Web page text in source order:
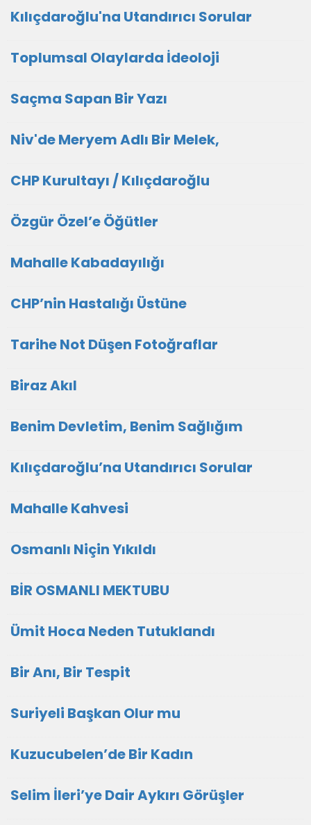
Kılıçdaroğlu'na Utandırıcı Sorular
Toplumsal Olaylarda İdeoloji
Saçma Sapan Bir Yazı
Niv'de Meryem Adlı Bir Melek,
CHP Kurultayı / Kılıçdaroğlu
Özgür Özel’e Öğütler
Mahalle Kabadayılığı
CHP’nin Hastalığı Üstüne
Tarihe Not Düşen Fotoğraflar
Biraz Akıl
Benim Devletim, Benim Sağlığım
Kılıçdaroğlu’na Utandırıcı Sorular
Mahalle Kahvesi
Osmanlı Niçin Yıkıldı
BİR OSMANLI MEKTUBU
Ümit Hoca Neden Tutuklandı
Bir Anı, Bir Tespit
Suriyeli Başkan Olur mu
Kuzucubelen’de Bir Kadın
Selim İleri’ye Dair Aykırı Görüşler